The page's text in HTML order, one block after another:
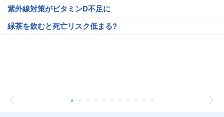
紫外線対策がビタミンD不足に
緑茶を飲むと死亡リスク低まる?